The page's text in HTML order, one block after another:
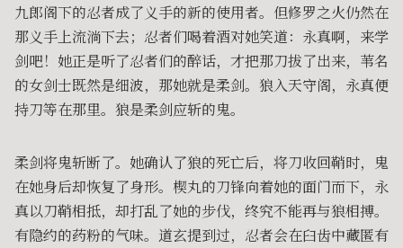
九郎阁下的忍者成了义手的新的使用者。但修罗之火仍然在
那义手上流淌下去；忍者们喝着酒对她笑道：永真啊，来学
剑吧！她正是听了忍者们的醉话，才把那刀拔了出来，苇名
的女剑士既然是细波，那她就是柔剑。狼入天守阁，永真便
持刀等在那里。狼是柔剑应斩的鬼。
柔剑将鬼斩断了。她确认了狼的死亡后，将刀收回鞘时，鬼
在她身后却恢复了身形。楔丸的刀锋向着她的面门而下，永
真以刀鞘相抵，却打乱了她的步伐，终究不能再与狼相搏。
有隐约的药粉的气味。道玄提到过，忍者会在臼齿中藏匿有